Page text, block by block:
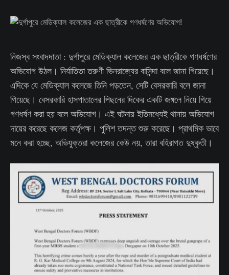
নিজস্ব সংবাদদাতা : দুর্গাপুরে মেডিক্যাল কলেজের এক ছাত্রীকে গণধর্ষণের
অভিযোগ উঠল। নির্যাতিতা তরুণী ভিনরাজ্যের বাসিন্দা বলে জানা গিয়েছে।
এদিকে যে মেডিক্যাল কলেজে তিনি পড়তেন, সেটি বেসরকারি বলে জানা
গিয়েছে। বেসরকারি হাসপাতালের পিছনের দিকের একটি জঙ্গলে নিয়ে গিয়ে
গণধর্ষণ করা হয় বলে অভিযোগ। এই ঘটনায় ইতিমধ্যেই থানায় অভিযোগ
দায়ের করেছে কলেজ কর্তৃপক্ষ। পুলিশ তদন্ত শুরু করেছে। প্রাথমিক ভাবে
মনে করা হচ্ছে, অভিযুক্তরা কলেজের কেউ নয়, তারা বহিরাগত দুষ্কৃতী।